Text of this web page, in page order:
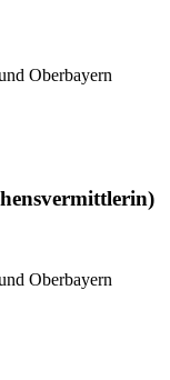
Oberbayern
Oberbayern